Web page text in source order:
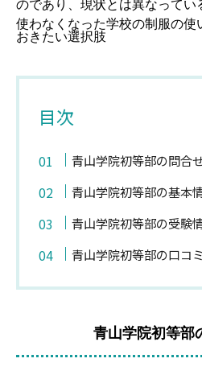
のであり、現状とは異なってい
使わなくなった学校の制服の使
おきたい選択肢
目次
青山学院初等部の問合
青山学院初等部の基本
青山学院初等部の受験
青山学院初等部の口コ
青山学院初等部